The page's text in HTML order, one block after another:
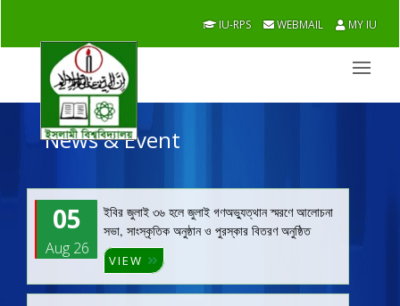
IU-RPS WEBMAIL MY IU
News & Event
05
Aug 26
ইবির জুলাই ৩৬ হলে জুলাই গণঅভ্যুত্থান স্মরণে আলোচনা
সভা, সাংস্কৃতিক অনুষ্ঠান ও পুরস্কার বিতরণ অনুষ্ঠিত
VIEW